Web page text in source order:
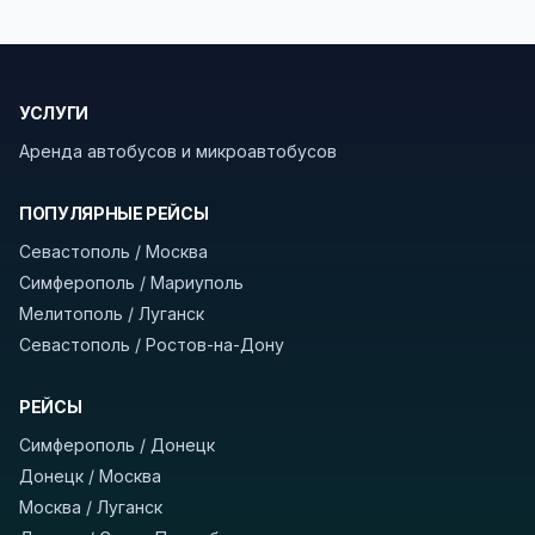
пересечения у оператора или в пограничной
службе.
В автобусах есть всё необходимое для
кондиционер, отопление, зарядка
устройств, вода, пледы. На больших
автобусах работают стюарды. У нас
скрытых платежейинаценки на билеты
печатать билет заранее не нужно.
Как забронировать билет?
отправления и прибытия, дату выезда и
нажмите «Найти рейсы». В списке рейсов
УСЛУГИ
Аренда автобусов и микроавтобусов
ПОПУЛЯРНЫЕ РЕЙСЫ
Севастополь / Москва
Симферополь / Мариуполь
Мелитополь / Луганск
Севастополь / Ростов-на-Дону
РЕЙСЫ
Симферополь / Донецк
Донецк / Москва
Москва / Луганск